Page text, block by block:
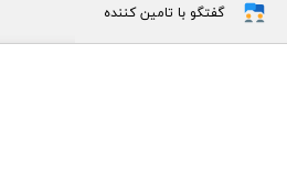
گفتگو با تامین کننده